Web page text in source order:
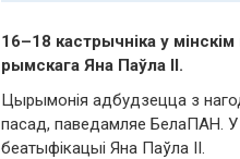
16–18 кастрычніка у
рымскага Яна Паўла ІІ.
Цырымонія адбудзецца з
пасад, паведамляе БелаПАН. У
беатыфікацыі Яна Паўла II.